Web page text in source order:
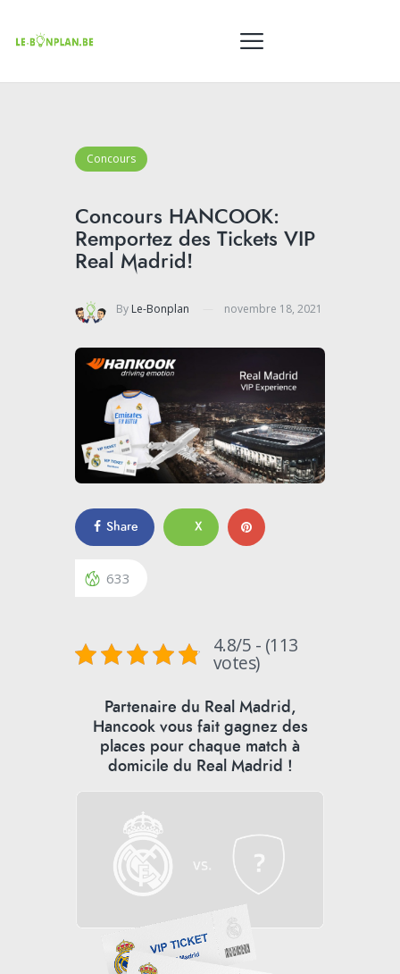
Concours
Concours HANCOOK:
Remportez des Tickets VIP
Real Madrid!
By Le-Bonplan novembre 18, 2021
Share X
633
4.8/5 - (113
votes)
Partenaire du Real Madrid,
Hancook vous fait gagnez des
places pour chaque match à
domicile du Real Madrid !